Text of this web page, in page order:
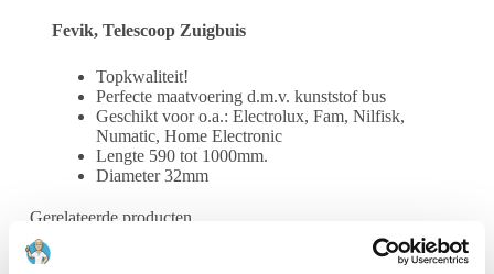
Fevik, Telescoop Zuigbuis
Topkwaliteit!
Perfecte maatvoering d.m.v. kunststof bus
Geschikt voor o.a.: Electrolux, Fam, Nilfisk,
Numatic, Home Electronic
Lengte 590 tot 1000mm.
Diameter 32mm
Gerelateerde producten